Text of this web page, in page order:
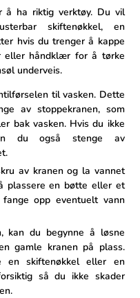
å ha riktig verktøy. Du vil
⁢skiftenøkkel, en
hvis du ‍trenger å kappe
eller​ håndklær for å tørke
underveis.
til vasken. Dette
av stoppekranen, som
bak vasken. Hvis⁤ du ikke
du også stenge av
av ⁢kranen og la vannet
plassere en​ bøtte eller et
opp eventuelt vann
kan du begynne å løsne
gamle kranen på plass.
skiftenøkkel eller en
så du ikke skader